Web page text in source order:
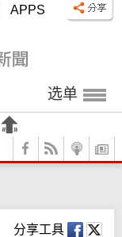
APPS
选单
分享工具